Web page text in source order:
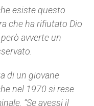
esiste questo
che ha rifiutato Dio
avverte un
di un giovane
nel 1970 si rese
“Se avessi il